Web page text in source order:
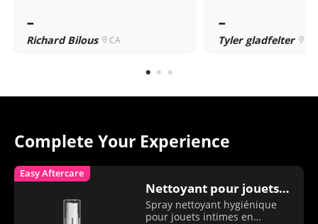
-
Richard Bilous CA
-
Tyler gladfelter
Complete Your Experience
Easy Aftercare
Nettoyant pour jouets
Lovense
Spray nettoyant hygiénique
pour jouets intimes en